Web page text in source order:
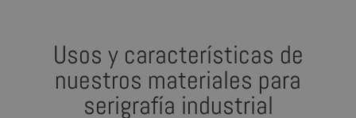
Usos y características de
nuestros materiales para
serigrafía industrial